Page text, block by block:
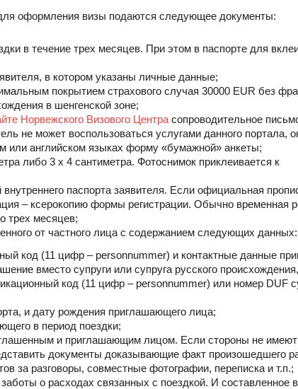
оформления визы подаются следующее документы:
в течение трех месяцев. При этом в паспорте для
в котором указаны личные данные;
покрытием страхового случая 30000 EUR без
в шенгенской зоне;
Норвежского Визового Центра сопроводительное
не может воспользоваться услугами данного портала,
или английском языках форму «бумажной» анкеты;
либо 3 х 4 сантиметра. Фотоснимок приклеивается к
паспорта заявителя. Если официальная
– ксерокопию формы регистрации. Обычно временная
трех месяцев;
от частного лица с содержанием следующих данных:
код (11 цифр – personnummer) и контактные данные
вместо супруги или супруга русского
код (11 цифр – personnummer) или номер DUF
и дату рождения приглашающего лица;
в период поездки;
и приглашающим лицом. Если стороны не имеют
документы доказывающие факт произошедшего
за разговоры, совместные фотографии, переписка и т.п.;
о расходах связанных с поездкой. И составленное